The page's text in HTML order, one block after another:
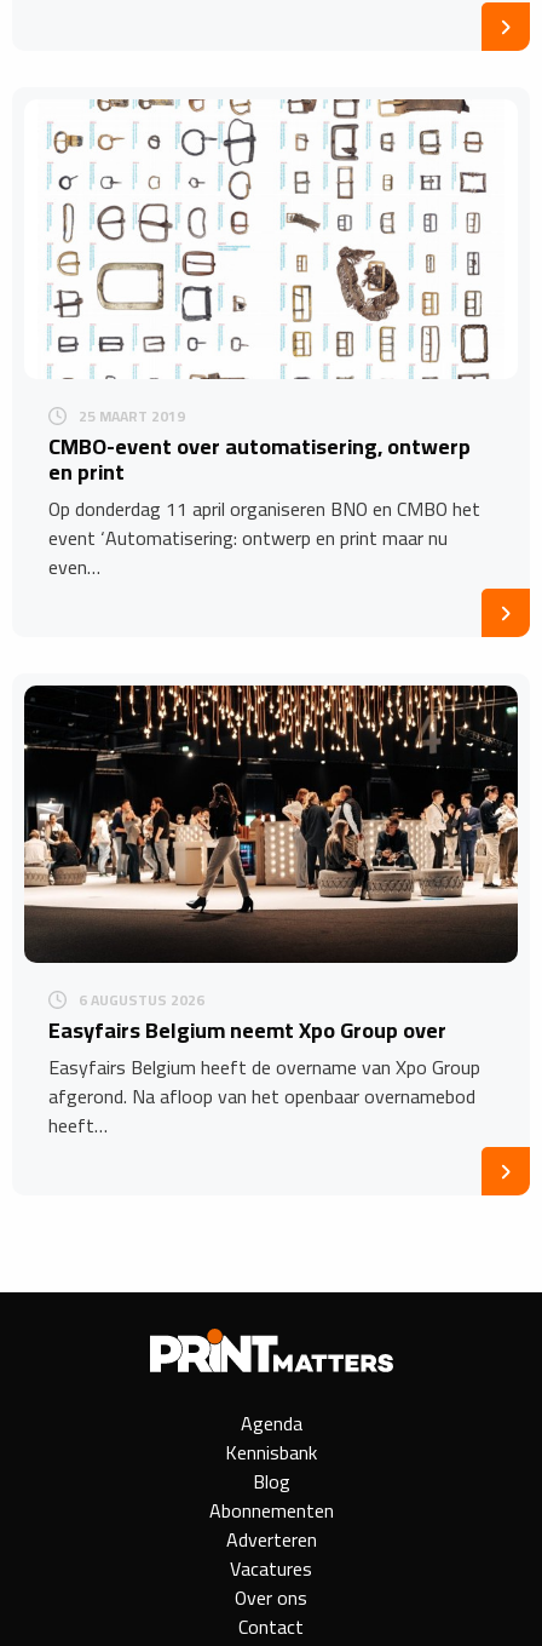
25 MAART 2019
CMBO-event over automatisering, ontwerp
en print
Op donderdag 11 april organiseren BNO en CMBO het
event ‘Automatisering: ontwerp en print maar nu
even…
6 AUGUSTUS 2026
Easyfairs Belgium neemt Xpo Group over
Easyfairs Belgium heeft de overname van Xpo Group
afgerond. Na afloop van het openbaar overnamebod
heeft…
Agenda
Kennisbank
Blog
Abonnementen
Adverteren
Vacatures
Over ons
Contact